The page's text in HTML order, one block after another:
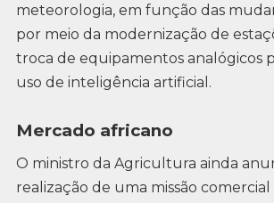
meteorologia, em função das
por meio da modernização de
troca de equipamentos analógicos
uso de inteligência artificial.
Mercado africano
O ministro da Agricultura ainda
realização de uma missão